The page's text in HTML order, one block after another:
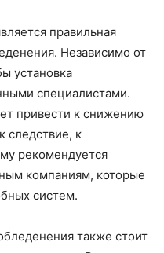
правильная
Независимо от
установка
специалистами.
привести к снижению
следствие, к
рекомендуется
компаниям, которые
систем.
также стоит